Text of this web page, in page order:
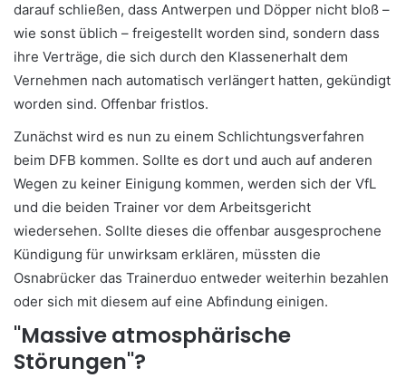
darauf schließen, dass Antwerpen und Döpper nicht bloß –
wie sonst üblich – freigestellt worden sind, sondern dass
ihre Verträge, die sich durch den Klassenerhalt dem
Vernehmen nach automatisch verlängert hatten, gekündigt
worden sind. Offenbar fristlos.
Zunächst wird es nun zu einem Schlichtungsverfahren
beim DFB kommen. Sollte es dort und auch auf anderen
Wegen zu keiner Einigung kommen, werden sich der VfL
und die beiden Trainer vor dem Arbeitsgericht
wiedersehen. Sollte dieses die offenbar ausgesprochene
Kündigung für unwirksam erklären, müssten die
Osnabrücker das Trainerduo entweder weiterhin bezahlen
oder sich mit diesem auf eine Abfindung einigen.
"Massive atmosphärische
Störungen"?